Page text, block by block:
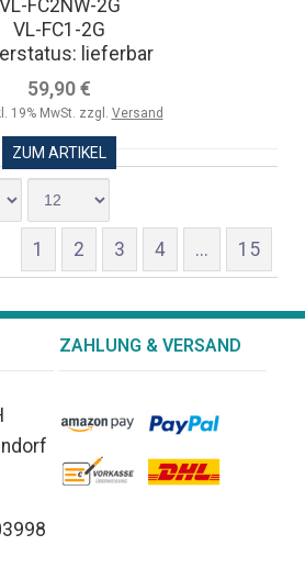
VL-FC2NW-2G
VL-FC1-2G
lieferbar
59,90 €
19% MwSt. zzgl. Versand
ZUM ARTIKEL
1 2 3 4 ... 15
ZAHLUNG & VERSAND